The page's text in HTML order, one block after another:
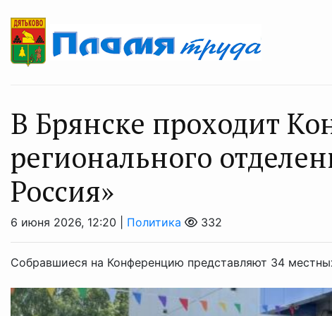
В Брянске проходит
регионального
Россия»
6 июня 2026, 12:20 | Политика 332
Собравшиеся на Конференцию представляют 34